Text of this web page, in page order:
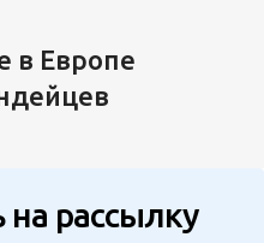
в Европе
рассылку